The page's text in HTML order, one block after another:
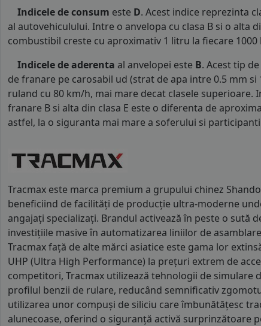
Indicele de consum este D. Acest indice reprezinta
al autovehiculului. Intre o anvelopa cu clasa B si o alta
combustibil creste cu aproximativ 1 litru la fiecare 1000
Indicele de aderenta al anvelopei este B. Acest tip
de franare pe carosabil ud (strat de apa intre 0.5 mm si
ruland cu 80 km/h, mai mare decat clasele superioare.
franare B si alta din clasa E este o diferenta de
astfel, la o siguranta mai mare a soferului si
Tracmax este marca premium a grupului chinez
beneficiind de facilități de producție ultra-moderne
angajați specializați. Brandul activează în peste o sută
investițiile masive în automatizarea liniilor de
Tracmax față de alte mărci asiatice este gama lor
UHP (Ultra High Performance) la prețuri extrem de
competitori, Tracmax utilizează tehnologii de simulare
profilul benzii de rulare, reducând semnificativ
utilizarea unor compuși de siliciu care îmbunătățesc
alunecoase, oferind o siguranță activă surprinzătoare